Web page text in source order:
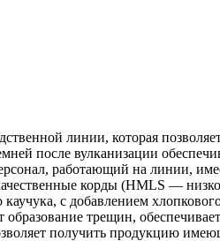
линии, которая
после вулканизации
работающий на линии,
корды (HMLS —
каучука, с добавлением
трещин,
получить продукцию